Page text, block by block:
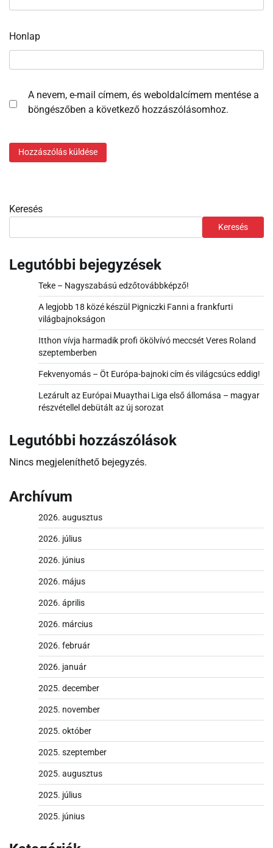
Honlap
A nevem, e-mail címem, és weboldalcímem mentése a
böngészőben a következő hozzászólásomhoz.
Keresés
Keresés
Legutóbbi bejegyzések
Teke – Nagyszabású edzőtovábbképző!
A legjobb 18 közé készül Pigniczki Fanni a frankfurti
világbajnokságon
Itthon vívja harmadik profi ökölvívó meccsét Veres Roland
szeptemberben
Fekvenyomás – Öt Európa-bajnoki cím és világcsúcs eddig!
Lezárult az Európai Muaythai Liga első állomása – magyar
részvétellel debütált az új sorozat
Legutóbbi hozzászólások
Nincs megjeleníthető bejegyzés.
Archívum
2026. augusztus
2026. július
2026. június
2026. május
2026. április
2026. március
2026. február
2026. január
2025. december
2025. november
2025. október
2025. szeptember
2025. augusztus
2025. július
2025. június